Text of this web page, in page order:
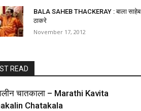
BALA SAHEB THACKERAY : बाला साहेब
ठाकरे
November 17, 2012
READ
चातकाला – Marathi Kavita
Chatakala